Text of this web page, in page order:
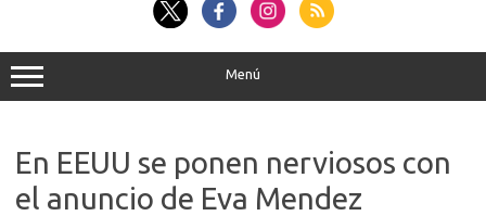
Menú
En EEUU se ponen nerviosos con
el anuncio de Eva Mendez